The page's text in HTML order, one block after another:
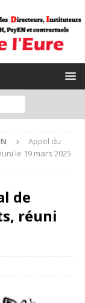
Appel du
le 19 mars 2025
de
réuni